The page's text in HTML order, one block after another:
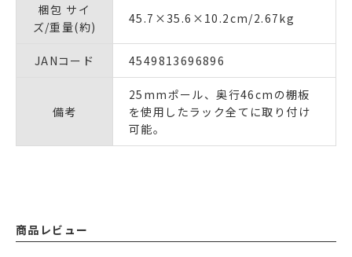
梱包 サイ
ズ/重量(約)
45.7×35.6×10.2cm/2.67kg
JANコード 4549813696896
備考
25mmポール、奥行46cmの棚板
を使用したラック全てに取り付け
可能。
商品レビュー